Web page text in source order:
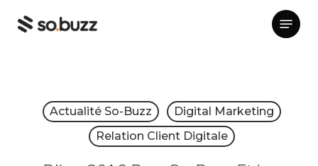
Menu
Actualité So-Buzz
Digital Marketing
Relation Client Digitale